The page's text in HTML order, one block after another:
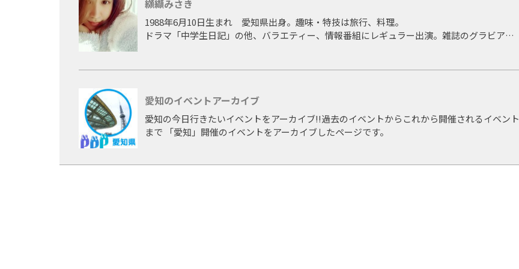
纐纈みさき
1988年6月10日生まれ 愛知県出身。趣味・特技は旅行、料理。
ドラマ「中学生日記」の他、バラエティー、情報番組にレギュラー出演。雑誌のグラビアや
バリ電波アイドル出演 優勝 / 中京テレビ 情報パレット / メ～テレ 知りたい嬢 / H21～22 メ～
テレ めちゃレンジャ→ アシスタントMC / H22～24 メ～テレ めちゃぶり アシスタントMC
[音楽] H19 TA☆RO組 学園天国 / H20 ベタベタBeter Love着うた配信 / H20 JEWELS feat.纐
愛知のイベントアーカイブ
愛知の今日行きたいイベントをアーカイブ!!過去のイベントからこれから開催されるイベント
まで 「愛知」開催のイベントをアーカイブしたページです。